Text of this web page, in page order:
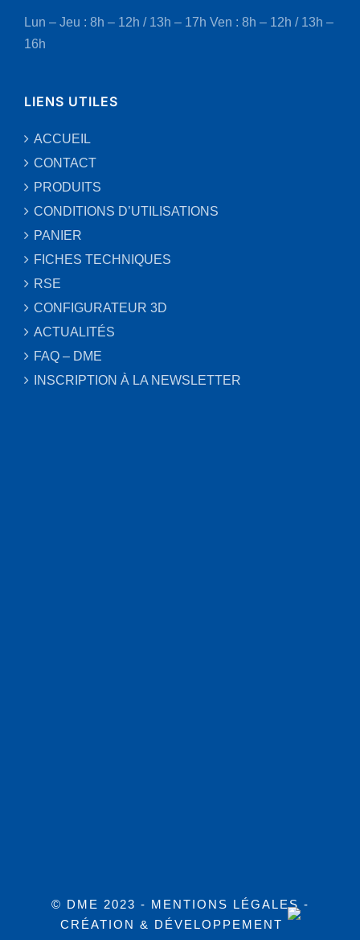
Lun – Jeu : 8h – 12h / 13h – 17h Ven : 8h – 12h / 13h –
16h
LIENS UTILES
ACCUEIL
CONTACT
PRODUITS
CONDITIONS D’UTILISATIONS
PANIER
FICHES TECHNIQUES
RSE
CONFIGURATEUR 3D
ACTUALITÉS
FAQ – DME
INSCRIPTION À LA NEWSLETTER
© DME 2023 - MENTIONS LÉGALES -
CRÉATION & DÉVELOPPEMENT